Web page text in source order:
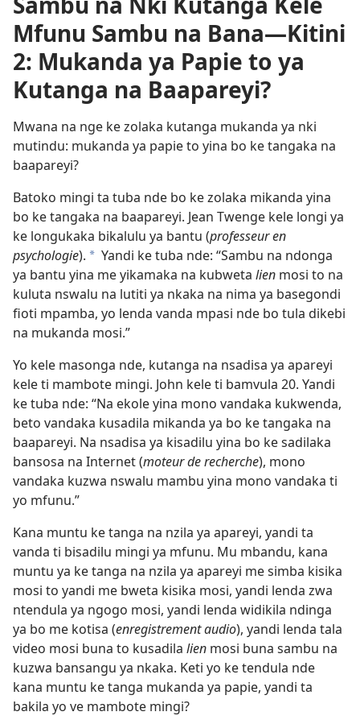
Mfunu Sambu na Bana—Kitini
2: Mukanda ya Papie to ya
Kutanga na Baapareyi?
Mwana na nge ke zolaka kutanga mukanda ya nki
mutindu: mukanda ya papie to yina bo ke tangaka na
baapareyi?
Batoko mingi ta tuba nde bo ke zolaka mikanda yina
bo ke tangaka na baapareyi. Jean Twenge kele longi ya
ke longukaka bikalulu ya bantu (professeur en
psychologie). a Yandi ke tuba nde: “Sambu na ndonga
ya bantu yina me yikamaka na kubweta lien mosi to na
kuluta nswalu na lutiti ya nkaka na nima ya basegondi
fioti mpamba, yo lenda vanda mpasi nde bo tula dikebi
na mukanda mosi.”
Yo kele masonga nde, kutanga na nsadisa ya apareyi
kele ti mambote mingi. John kele ti bamvula 20. Yandi
ke tuba nde: “Na ekole yina mono vandaka kukwenda,
beto vandaka kusadila mikanda ya bo ke tangaka na
baapareyi. Na nsadisa ya kisadilu yina bo ke sadilaka
bansosa na Internet (moteur de recherche), mono
vandaka kuzwa nswalu mambu yina mono vandaka ti
yo mfunu.”
Kana muntu ke tanga na nzila ya apareyi, yandi ta
vanda ti bisadilu mingi ya mfunu. Mu mbandu, kana
muntu ya ke tanga na nzila ya apareyi me simba kisika
mosi to yandi me bweta kisika mosi, yandi lenda zwa
ntendula ya ngogo mosi, yandi lenda widikila ndinga
ya bo me kotisa (enregistrement audio), yandi lenda tala
video mosi buna to kusadila lien mosi buna sambu na
kuzwa bansangu ya nkaka. Keti yo ke tendula nde
kana muntu ke tanga mukanda ya papie, yandi ta
bakila yo ve mambote mingi?